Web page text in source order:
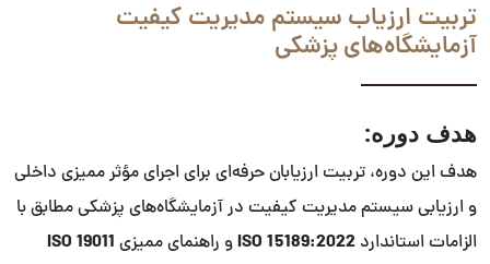
تربیت ارزیاب سیستم مدیریت کیفیت
آزمایشگاه‌های پزشکی
هدف دوره:
هدف این دوره، تربیت ارزیابان حرفه‌ای برای اجرای مؤثر ممیزی داخلی
و ارزیابی سیستم مدیریت کیفیت در آزمایشگاه‌های پزشکی مطابق با
الزامات استاندارد ISO 15189:2022و راهنمای ممیزی ISO 19011